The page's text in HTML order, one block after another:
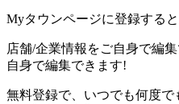
Myタウンページに登録すると
店舗/企業情報をご自身で編
自身で編集できます!
無料登録で、いつでも何度で